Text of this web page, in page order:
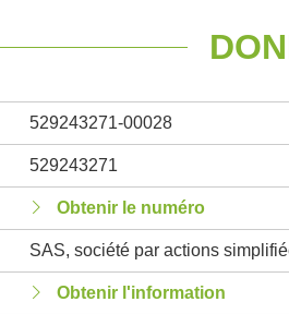
529243271-00028
529243271
Obtenir le numéro
SAS, société par actions
Obtenir l'information